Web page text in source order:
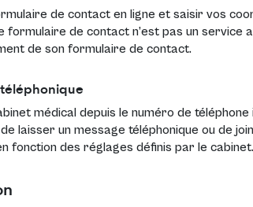
de contact en ligne et saisir vos
formulaire de contact n’est pas un service
de son formulaire de contact.
médical depuis le numéro de
laisser un message téléphonique ou de
fonction des réglages définis par le cabinet.